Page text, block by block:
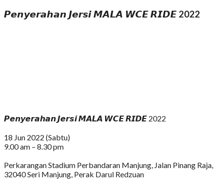
𝙋𝙚𝙣𝙮𝙚𝙧𝙖𝙝𝙖𝙣 𝙅𝙚𝙧𝙨𝙞 𝙈𝘼𝙇𝘼 𝙒𝘾𝙀 𝙍𝙄𝘿𝙀 2022
𝙋𝙚𝙣𝙮𝙚𝙧𝙖𝙝𝙖𝙣 𝙅𝙚𝙧𝙨𝙞 𝙈𝘼𝙇𝘼 𝙒𝘾𝙀 𝙍𝙄𝘿𝙀 2022
18 Jun 2022 (Sabtu)
9.00 am – 8.30 pm
Perkarangan Stadium Perbandaran Manjung, Jalan Pinang Raja,
32040 Seri Manjung, Perak Darul Redzuan